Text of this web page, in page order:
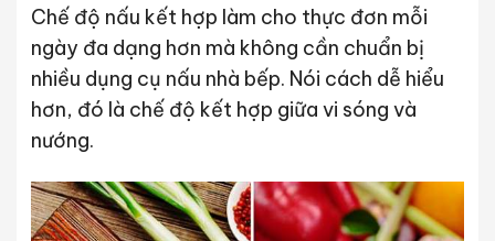
Chế độ nấu kết hợp làm cho thực đơn mỗi
ngày đa dạng hơn mà không cần chuẩn bị
nhiều dụng cụ nấu nhà bếp. Nói cách dễ hiểu
hơn, đó là chế độ kết hợp giữa vi sóng và
nướng.